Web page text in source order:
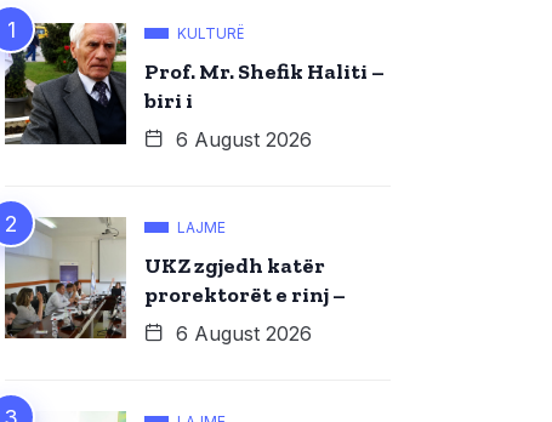
KULTURË
Prof. Mr. Shefik Haliti –
biri i
6 August 2026
LAJME
UKZ zgjedh katër
prorektorët e rinj –
6 August 2026